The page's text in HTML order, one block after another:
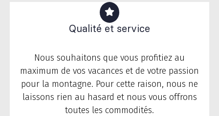
Qualité et service
Nous souhaitons que vous profitiez au
maximum de vos vacances et de votre passion
pour la montagne. Pour cette raison, nous ne
laissons rien au hasard et nous vous offrons
toutes les commodités.